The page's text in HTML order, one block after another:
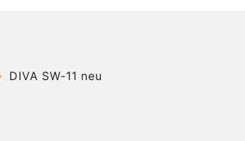
DIVA SW-11 neu